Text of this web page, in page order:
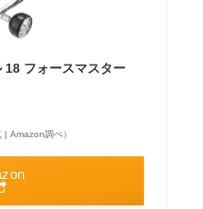
18 フォースマスター
Amazon調べ）